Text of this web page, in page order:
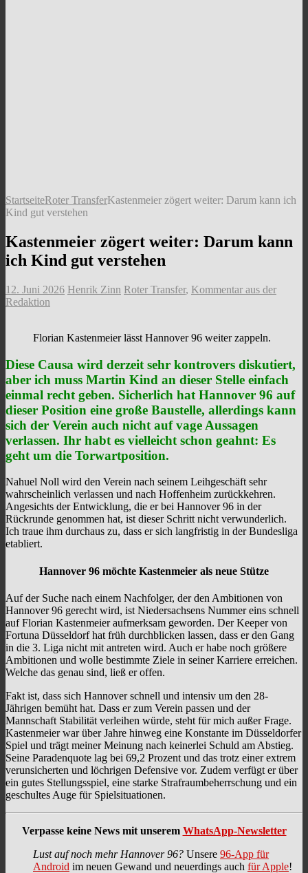
StartseiteRoter TransferKastenmeier zögert weiter: Darum kann ich
Kind gut verstehen
Kastenmeier zögert weiter: Darum kann
ich Kind gut verstehen
12. Juni 2026 Henrik Zinn Roter Transfer, Kommentar aus der
Redaktion
Florian Kastenmeier lässt Hannover 96 weiter zappeln.
Diese Causa wird derzeit sehr kontrovers diskutiert,
aber ich muss Martin Kind an dieser Stelle einfach
einmal recht geben. Sicherlich hat Hannover 96 auf
dieser Position eine große Baustelle, allerdings kann
sich der Verein auch nicht auf vage Aussagen
verlassen. Ihr habt es vielleicht schon geahnt: Es
geht um die Torwartposition.
Nahuel Noll wird den Verein nach seinem Leihgeschäft sehr
wahrscheinlich verlassen und nach Hoffenheim zurückkehren.
Angesichts der Entwicklung, die er bei Hannover 96 in der
Rückrunde genommen hat, ist dieser Schritt nicht verwunderlich.
Ich traue ihm durchaus zu, dass er sich langfristig in der Bundesliga
etabliert.
Hannover 96 möchte Kastenmeier als neue Stütze
Auf der Suche nach einem Nachfolger, der den Ambitionen von
Hannover 96 gerecht wird, ist Niedersachsens Nummer eins schnell
auf Florian Kastenmeier aufmerksam geworden. Der Keeper von
Fortuna Düsseldorf hat früh durchblicken lassen, dass er den Gang
in die 3. Liga nicht mit antreten wird. Auch er habe noch größere
Ambitionen und wolle bestimmte Ziele in seiner Karriere erreichen.
Welche das genau sind, ließ er offen.
Fakt ist, dass sich Hannover schnell und intensiv um den 28-
Jährigen bemüht hat. Dass er zum Verein passen und der
Mannschaft Stabilität verleihen würde, steht für mich außer Frage.
Kastenmeier war über Jahre hinweg eine Konstante im Düsseldorfer
Spiel und trägt meiner Meinung nach keinerlei Schuld am Abstieg.
Seine Paradenquote lag bei 69,2 Prozent und das trotz einer extrem
verunsicherten und löchrigen Defensive vor. Zudem verfügt er über
ein gutes Stellungsspiel, eine starke Strafraumbeherrschung und ein
geschultes Auge für Spielsituationen.
Verpasse keine News mit unserem WhatsApp-Newsletter
Lust auf noch mehr Hannover 96? Unsere 96-App für
Android im neuen Gewand und neuerdings auch für Apple!